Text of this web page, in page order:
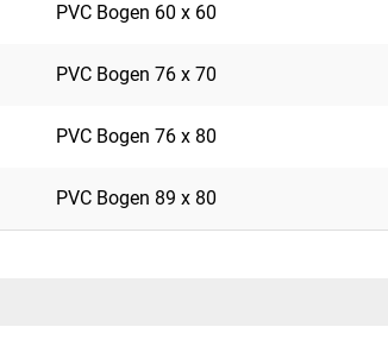
PVC Bogen 60 x 60
PVC Bogen 76 x 70
PVC Bogen 76 x 80
PVC Bogen 89 x 80